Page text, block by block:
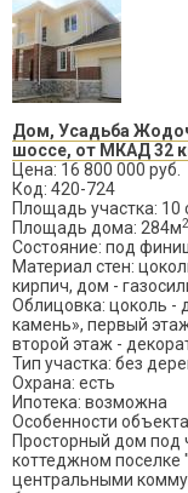
Дом, Усадьба
шоссе, от МКАД 32
Цена: 16 800 000 руб.
Код: 420-724
Площадь участка: 10
Площадь дома: 284м2
Состояние: под
Материал стен:
кирпич, дом -
Облицовка: цоколь -
камень», первый
второй этаж -
Тип участка: без
Охрана: есть
Ипотека: возможна
Особенности
Просторный дом под
коттеджном
центральными